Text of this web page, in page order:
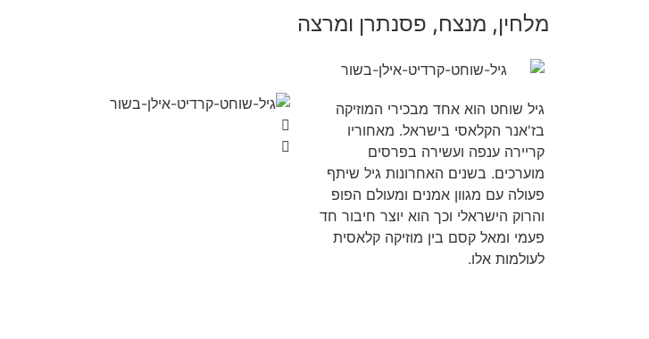
מלחין, מנצח, פסנתרן ומרצה
גיל שוחט הוא אחד מבכירי המוזיקה
בז'אנר הקלאסי בישראל. מאחוריו
קריירה ענפה ועשירה בפרסים
מוערכים. בשנים האחרונות גיל שיתף
פעולה עם מגוון אמנים ומעולם הפופ
והרוק הישראלי וכך הוא יוצר חיבור חד
פעמי ומאל קסם בין מוזיקה קלאסית
לעולמות אלו.